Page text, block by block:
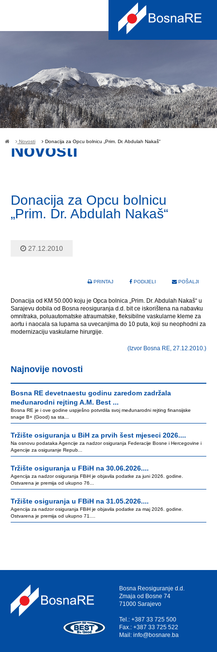
Novosti Donacija za Opcu bolnicu „Prim. Dr. Abdulah Nakaš“
Novosti
Donacija za Opcu bolnicu
„Prim. Dr. Abdulah Nakaš“
27.12.2010
PRINTAJ PODIJELI POŠALJI
Donacija od KM 50.000 koju je Opca bolnica „Prim. Dr. Abdulah Nakaš“ u
Sarajevu dobila od Bosna reosiguranja d.d. bit ce iskorištena na nabavku
omnitraka, poluautomatske atraumatske, fleksibilne vaskularne kleme za
aortu i naocala sa lupama sa uvecanjima do 10 puta, koji su neophodni za
modernizaciju vaskularne hirurgije.
(Izvor Bosna RE, 27.12.2010.)
Najnovije novosti
Bosna RE devetnaestu godinu zaredom zadržala
međunarodni rejting A.M. Best ...
Bosna RE je i ove godine uspješno potvrdila svoj međunarodni rejting finansijske
snage B+ (Good) sa sta...
Tržište osiguranja u BiH za prvih šest mjeseci 2026....
Na osnovu podataka Agencije za nadzor osiguranja Federacije Bosne i Hercegovine i
Agencije za osiguranje Repub...
Tržište osiguranja u FBiH na 30.06.2026....
Agencija za nadzor osiguranja FBiH je objavila podatke za juni 2026. godine.
Ostvarena je premija od ukupno 76...
Tržište osiguranja u FBiH na 31.05.2026....
Agencija za nadzor osiguranja FBiH je objavila podatke za maj 2026. godine.
Ostvarena je premija od ukupno 71....
Bosna Reosiguranje d.d.
Zmaja od Bosne 74
71000 Sarajevo
Tel.: +387 33 725 500
Fax.: +387 33 725 522
Mail: info@bosnare.ba